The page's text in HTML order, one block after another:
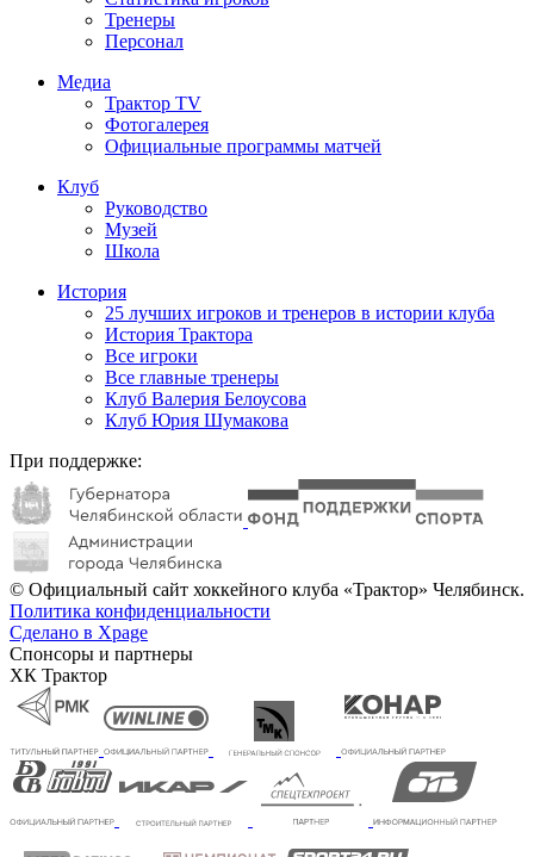
Тренеры
Персонал
Медиа
Трактор TV
Фотогалерея
Официальные программы матчей
Клуб
Руководство
Музей
Школа
История
25 лучших игроков и тренеров в истории клуба
История Трактора
Все игроки
Все главные тренеры
Клуб Валерия Белоусова
Клуб Юрия Шумакова
При поддержке:
© Официальный сайт хоккейного клуба «Трактор» Челябинск.
Политика конфиденциальности
Сделано в Xpage
Спонсоры и партнеры
ХК Трактор